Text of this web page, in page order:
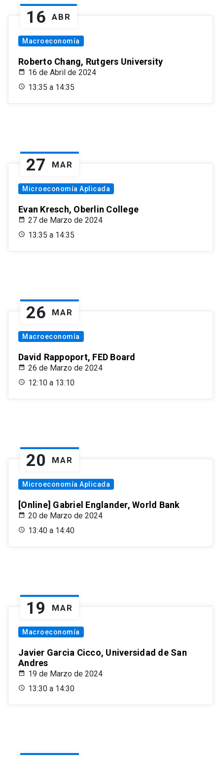
16 ABR
Macroeconomía
Roberto Chang, Rutgers University
16 de Abril de 2024
13:35 a 14:35
27 MAR
Microeconomía Aplicada
Evan Kresch, Oberlin College
27 de Marzo de 2024
13:35 a 14:35
26 MAR
Macroeconomía
David Rappoport, FED Board
26 de Marzo de 2024
12:10 a 13:10
20 MAR
Microeconomía Aplicada
[Online] Gabriel Englander, World Bank
20 de Marzo de 2024
13:40 a 14:40
19 MAR
Macroeconomía
Javier Garcia Cicco, Universidad de San
Andres
19 de Marzo de 2024
13:30 a 14:30